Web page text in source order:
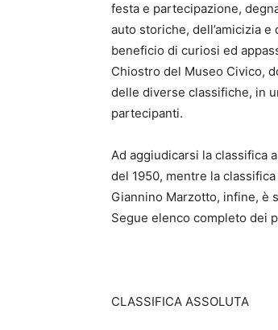
festa e partecipazione,
auto storiche, dell’amicizia
beneficio di curiosi ed
Chiostro del Museo Civico,
delle diverse classifiche, in
partecipanti.
Ad aggiudicarsi la classifica
del 1950, mentre la
Giannino Marzotto, infine, è
Segue elenco completo dei
CLASSIFICA ASSOLUTA